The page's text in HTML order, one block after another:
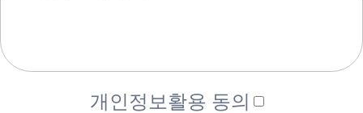
개인정보활용 동의